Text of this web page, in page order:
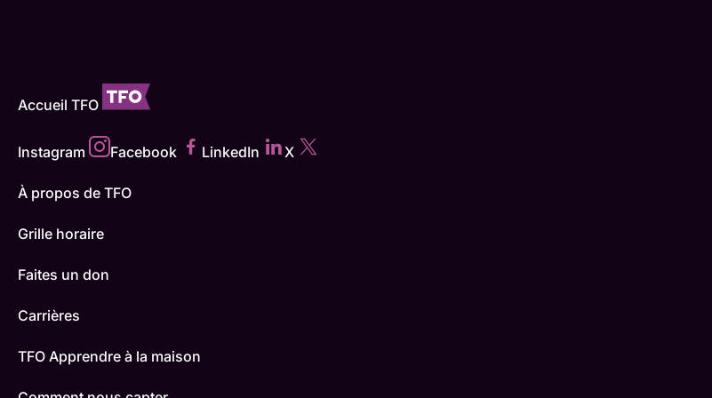
Accueil TFO
Instagram Facebook LinkedIn X
À propos de TFO
Grille horaire
Faites un don
Carrières
TFO Apprendre à la maison